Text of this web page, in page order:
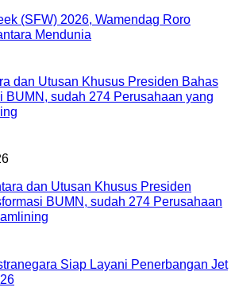
dan Utusan Khusus Presiden Bahas
BUMN, sudah 274 Perusahaan yang
Siap Layani Penerbangan Jet